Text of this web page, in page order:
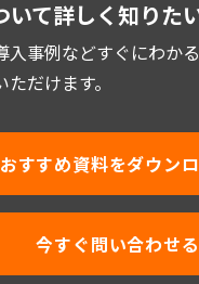
いて詳しく知りた
入事例などすぐにわか
だけます。
おすすめ資料をダウン
今すぐ問い合わせる